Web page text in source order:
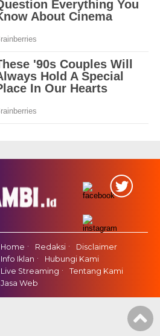
Home Redaksi
Disclaimer
Info Iklan
Hubungi Kami
Live Streaming
Tentang Kami
Jasa Web